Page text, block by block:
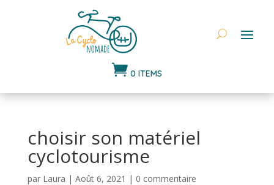
 0 ITEMS
choisir son matériel
cyclotourisme
par Laura | Août 6, 2021 | 0 commentaire